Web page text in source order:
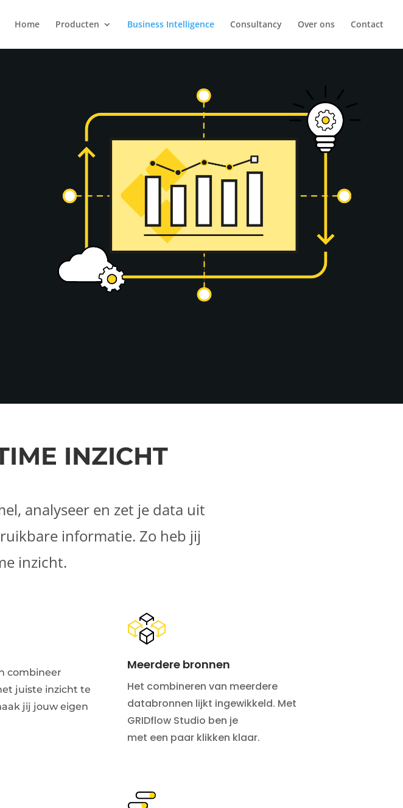
Home Producten Business Intelligence Consultancy Over ons Contact
INZICHT
analyseer en zet je data uit
informatie. Zo heb jij
inzicht.
combineer
juiste inzicht te
jij jouw eigen
Meerdere bronnen
Het combineren van meerdere
databronnen lijkt ingewikkeld. Met
GRIDflow Studio ben je
met een paar klikken klaar.